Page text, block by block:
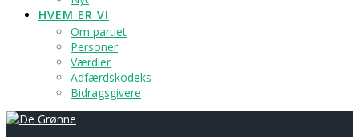
HVEM ER VI
Om partiet
Personer
Værdier
Adfærdskodeks
Bidragsgivere